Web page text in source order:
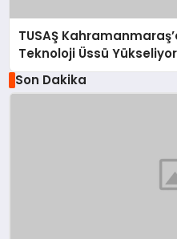
TUSAŞ
Teknoloji Üssü Yükseliyor
Son Dakika